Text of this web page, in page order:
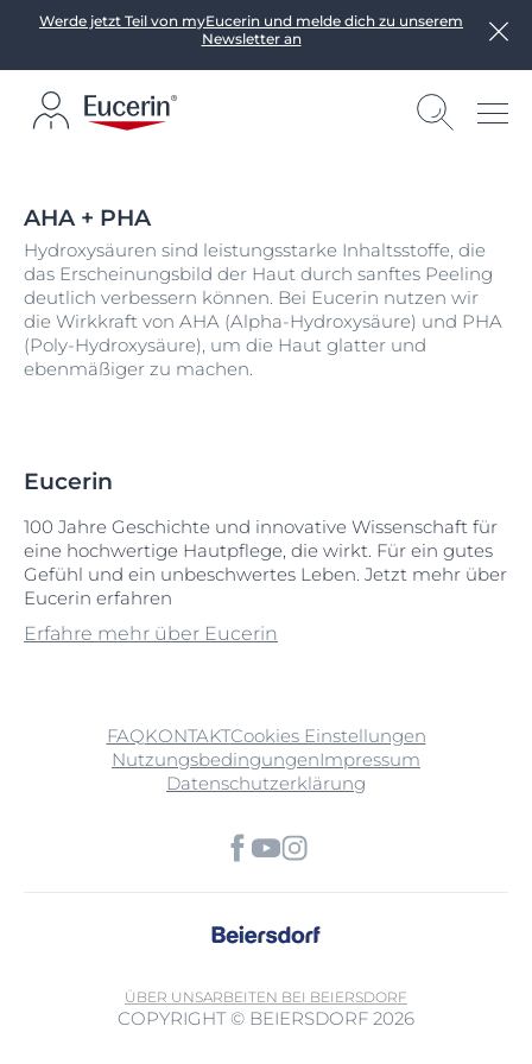
Werde jetzt Teil von myEucerin und melde dich zu unserem
Newsletter an
AHA + PHA
Hydroxysäuren sind leistungsstarke Inhaltsstoffe, die
das Erscheinungsbild der Haut durch sanftes Peeling
deutlich verbessern können. Bei Eucerin nutzen wir
die Wirkkraft von AHA (Alpha-Hydroxysäure) und PHA
(Poly-Hydroxysäure), um die Haut glatter und
ebenmäßiger zu machen.
Eucerin
100 Jahre Geschichte und innovative Wissenschaft für
eine hochwertige Hautpflege, die wirkt. Für ein gutes
Gefühl und ein unbeschwertes Leben. Jetzt mehr über
Eucerin erfahren
Erfahre mehr über Eucerin
FAQKONTAKTCookies Einstellungen
NutzungsbedingungenImpressum
Datenschutzerklärung
ÜBER UNSARBEITEN BEI BEIERSDORF
COPYRIGHT © BEIERSDORF 2026